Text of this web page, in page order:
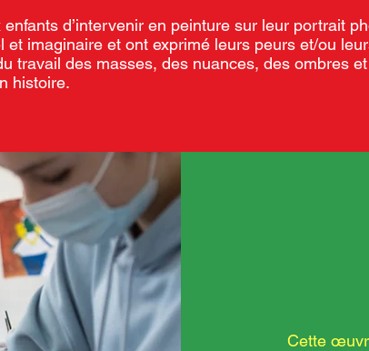
enfants d’intervenir en peinture sur leur portrait
et imaginaire et ont exprimé leurs peurs et/ou
travail des masses, des nuances, des ombres
histoire.
Cette